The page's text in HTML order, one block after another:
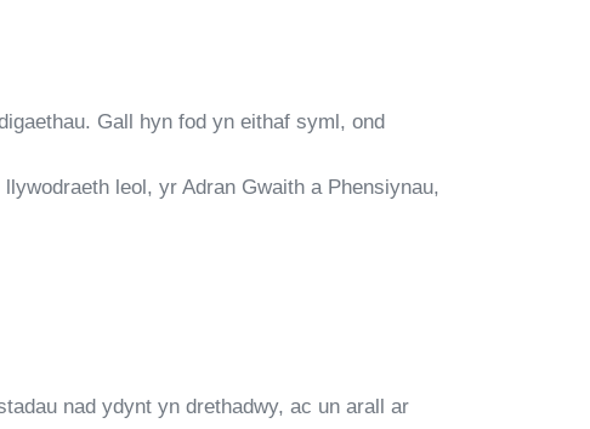
Gall hyn fod yn eithaf syml, ond
leol, yr Adran Gwaith a Phensiynau,
nad ydynt yn drethadwy, ac un arall ar